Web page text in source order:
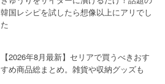
韓国レシピを試したら想像以上にアリでし
た
【2026年8月最新】セリアで買うべきおす
すめ商品総まとめ。雑貨や収納グッズも